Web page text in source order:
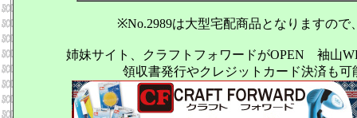
※No.2989は大型宅配商品となりますの
姉妹サイト、クラフトフォワードがOPEN 袖山
領収書発行やクレジットカード決済も